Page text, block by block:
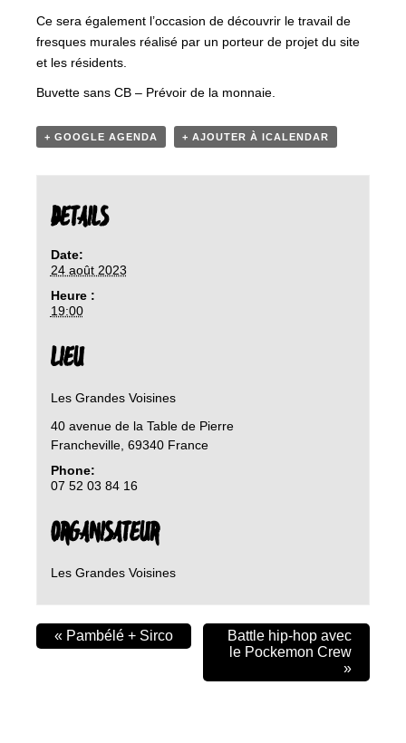
Ce sera également l’occasion de découvrir le travail de
fresques murales réalisé par un porteur de projet du site
et les résidents.
Buvette sans CB – Prévoir de la monnaie.
+ GOOGLE AGENDA + AJOUTER À ICALENDAR
DETAILS
Date:
24 août 2023
Heure :
19:00
LIEU
Les Grandes Voisines
40 avenue de la Table de Pierre
Francheville, 69340 France
Phone:
07 52 03 84 16
ORGANISATEUR
Les Grandes Voisines
« Pambélé + Sirco
Battle hip-hop avec
le Pockemon Crew
»